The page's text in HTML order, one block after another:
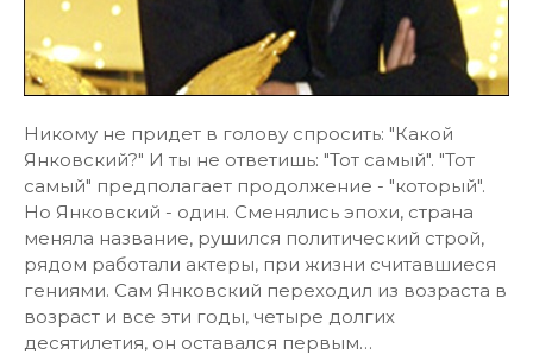
Никому не придет в голову спросить: "Какой
Янковский?" И ты не ответишь: "Тот самый". "Тот
самый" предполагает продолжение - "который".
Но Янковский - один. Сменялись эпохи, страна
меняла название, рушился политический строй,
рядом работали актеры, при жизни считавшиеся
гениями. Сам Янковский переходил из возраста в
возраст и все эти годы, четыре долгих
десятилетия, он оставался первым…